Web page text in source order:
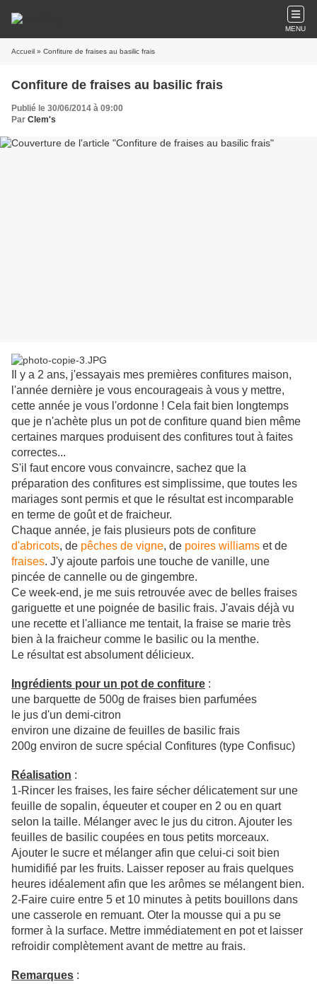
MENU
Accueil » Confiture de fraises au basilic frais
Confiture de fraises au basilic frais
Publié le 30/06/2014 à 09:00
Par Clem's
Il y a 2 ans, j'essayais mes premières confitures maison,
l'année dernière je vous encourageais à vous y mettre,
cette année je vous l'ordonne ! Cela fait bien longtemps
que je n'achète plus un pot de confiture quand bien même
certaines marques produisent des confitures tout à faites
correctes...
S'il faut encore vous convaincre, sachez que la
préparation des confitures est simplissime, que toutes les
mariages sont permis et que le résultat est incomparable
en terme de goût et de fraicheur.
Chaque année, je fais plusieurs pots de confiture
d'abricots, de pêches de vigne, de poires williams et de
fraises. J'y ajoute parfois une touche de vanille, une
pincée de cannelle ou de gingembre.
Ce week-end, je me suis retrouvée avec de belles fraises
gariguette et une poignée de basilic frais. J'avais déjà vu
une recette et l'alliance me tentait, la fraise se marie très
bien à la fraicheur comme le basilic ou la menthe.
Le résultat est absolument délicieux.
Ingrédients pour un pot de confiture :
une barquette de 500g de fraises bien parfumées
le jus d'un demi-citron
environ une dizaine de feuilles de basilic frais
200g environ de sucre spécial Confitures (type Confisuc)
Réalisation :
1-Rincer les fraises, les faire sécher délicatement sur une
feuille de sopalin, équeuter et couper en 2 ou en quart
selon la taille. Mélanger avec le jus du citron. Ajouter les
feuilles de basilic coupées en tous petits morceaux.
Ajouter le sucre et mélanger afin que celui-ci soit bien
humidifié par les fruits. Laisser reposer au frais quelques
heures idéalement afin que les arômes se mélangent bien.
2-Faire cuire entre 5 et 10 minutes à petits bouillons dans
une casserole en remuant. Oter la mousse qui a pu se
former à la surface. Mettre immédiatement en pot et laisser
refroidir complètement avant de mettre au frais.
Remarques :